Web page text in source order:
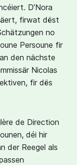
D’Nora
firwat dëst
no
Persoune fir
den nächste
Nicolas
fir dës
de Direction
déi hir
der Reegel als